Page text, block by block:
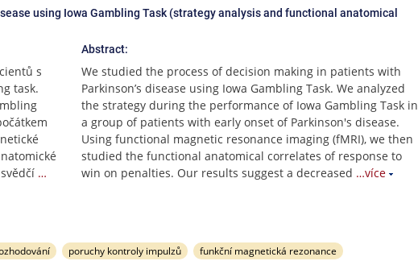
using Iowa Gambling Task (strategy analysis and functional anatomical
s
task.
…
Abstract:
We studied the process of decision making in patients with
Parkinson’s disease using Iowa Gambling Task. We analyzed
the strategy during the performance of Iowa Gambling Task in
a group of patients with early onset of Parkinson's disease.
Using functional magnetic resonance imaging (fMRI), we then
studied the functional anatomical correlates of response to
win on penalties. Our results suggest a decreased …více
poruchy kontroly impulzů
funkční magnetická rezonance